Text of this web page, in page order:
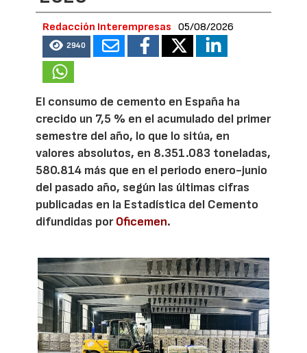
Redacción Interempresas 05/08/2026
2940
El consumo de cemento en España ha
crecido un 7,5 % en el acumulado del primer
semestre del año, lo que lo sitúa, en
valores absolutos, en 8.351.083 toneladas,
580.814 más que en el periodo enero-junio
del pasado año, según las últimas cifras
publicadas en la Estadística del Cemento
difundidas porOficemen.